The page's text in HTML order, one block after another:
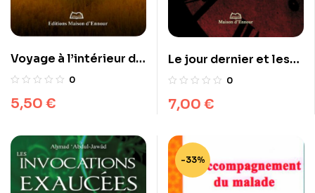
Voyage à l’intérieur de
la tombe 0
5,50 €
Le jour dernier et les
signes de la fin du
0
7,00 €
-33%